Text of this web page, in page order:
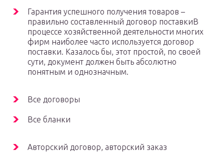
Гарантия успешного получения товаров –
правильно составленный договор поставкиВ
процессе хозяйственной деятельности многих
фирм наиболее часто используется договор
поставки. Казалось бы, этот простой, по своей
сути, документ должен быть абсолютно
понятным и однозначным.
Все договоры
Все бланки
Авторский договор, авторский заказ